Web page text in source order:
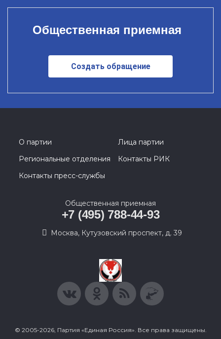
Общественная приемная
Создать обращение
О партии
Лица партии
Региональные отделения
Контакты РИК
Контакты пресс-службы
Общественная приемная
+7 (495) 788-44-93
Москва, Кутузовский проспект, д. 39
© 2005-2026, Партия «Единая Россия». Все права защищены.